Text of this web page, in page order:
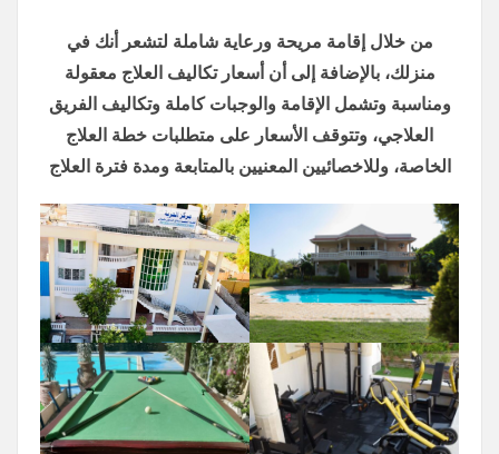
من خلال إقامة مريحة ورعاية شاملة لتشعر أنك في
منزلك، بالإضافة إلى أن أسعار تكاليف العلاج معقولة
ومناسبة وتشمل الإقامة والوجبات كاملة وتكاليف الفريق
العلاجي، وتتوقف الأسعار على متطلبات خطة العلاج
الخاصة، وللاخصائيين المعنيين بالمتابعة ومدة فترة العلاج